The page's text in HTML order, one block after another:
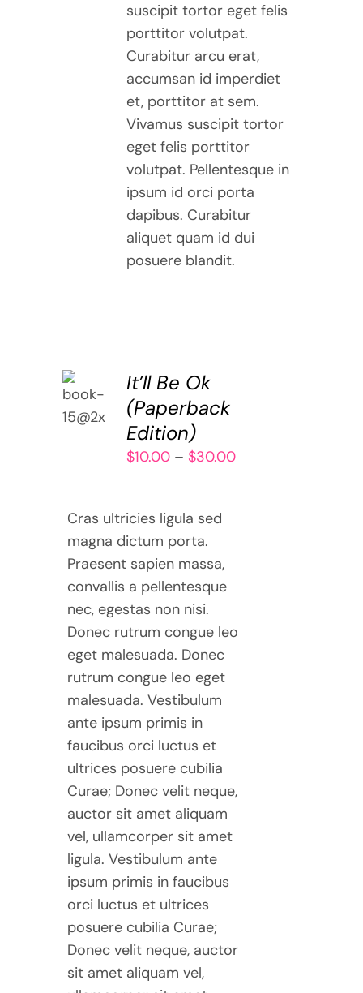
suscipit tortor eget felis
porttitor volutpat.
Curabitur arcu erat,
accumsan id imperdiet
et, porttitor at sem.
Vivamus suscipit tortor
eget felis porttitor
volutpat. Pellentesque in
ipsum id orci porta
dapibus. Curabitur
aliquet quam id dui
posuere blandit.
SELECT
OPTIONS
THIS
PRODUCT
THE
OPTIONS
MAY
BE
CHOSEN
ON
THE
PRODUCT
PAGE
/
It’ll Be Ok
(Paperback
Edition)
$10.00 – $30.00Price
Cras ultricies ligula sed
magna dictum porta.
Praesent sapien massa,
convallis a pellentesque
nec, egestas non nisi.
Donec rutrum congue leo
eget malesuada. Donec
rutrum congue leo eget
malesuada. Vestibulum
ante ipsum primis in
faucibus orci luctus et
ultrices posuere cubilia
Curae; Donec velit neque,
auctor sit amet aliquam
vel, ullamcorper sit amet
ligula. Vestibulum ante
ipsum primis in faucibus
orci luctus et ultrices
posuere cubilia Curae;
Donec velit neque, auctor
sit amet aliquam vel,